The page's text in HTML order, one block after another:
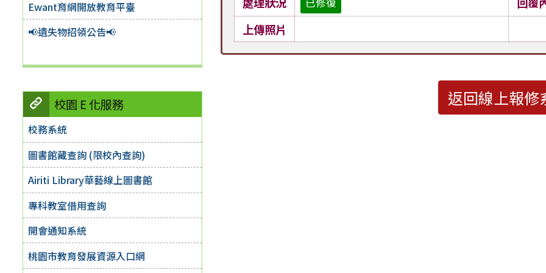
Ewant育網開放教育平臺
📢遺失物招領公告📢
校園 E 化服務
校務系統
圖書館藏查詢 (限校內查詢)
Airiti Library華藝線上圖書館
專科教室借用查詢
開會通知系統
桃園市教育發展資源入口網
上傳照片
返回線上報修